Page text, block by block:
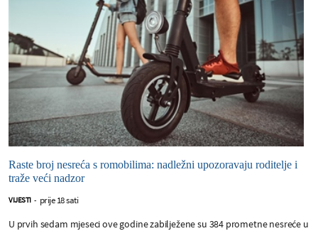
Raste broj nesreća s romobilima: nadležni upozoravaju roditelje i
traže veći nadzor
VIJESTI - prije 18 sati
U prvih sedam mjeseci ove godine zabilježene su 384 prometne nesreće u